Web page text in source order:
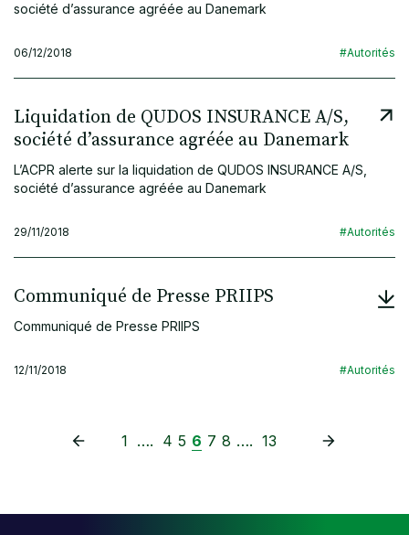
société d’assurance agréée au Danemark
06/12/2018 #Autorités
Liquidation de QUDOS INSURANCE A/S,
société d’assurance agréée au Danemark
L’ACPR alerte sur la liquidation de QUDOS INSURANCE A/S,
société d’assurance agréée au Danemark
29/11/2018 #Autorités
Communiqué de Presse PRIIPS
Communiqué de Presse PRIIPS
12/11/2018 #Autorités
1 …. 4 5 6 7 8 …. 13